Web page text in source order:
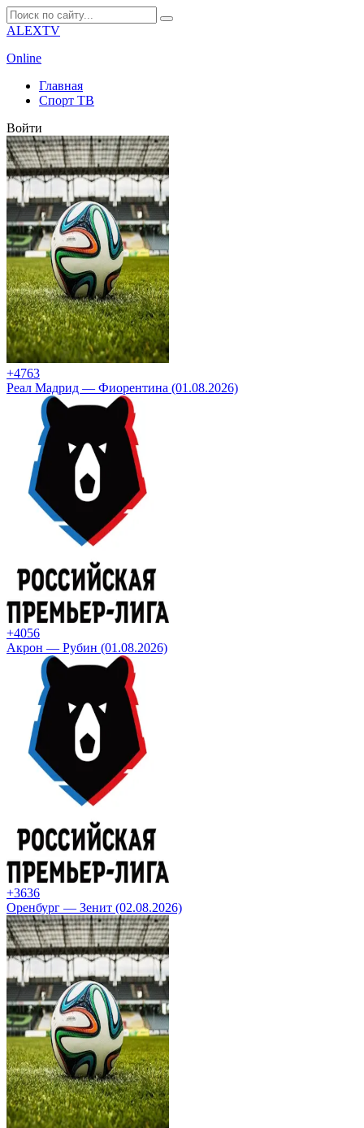
ALEXTV
Online
Главная
Спорт ТВ
Войти
+4763
Реал Мадрид — Фиорентина (01.08.2026)
+4056
Акрон — Рубин (01.08.2026)
+3636
Оренбург — Зенит (02.08.2026)